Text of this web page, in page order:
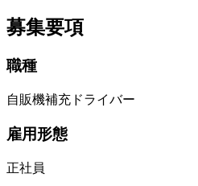
募集要項
職種
自販機補充ドライバー
雇用形態
正社員